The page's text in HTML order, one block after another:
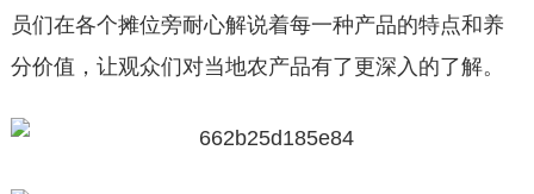
员们在各个摊位旁耐心解说着每一种产品的特点和养
分价值，让观众们对当地农产品有了更深入的了解。